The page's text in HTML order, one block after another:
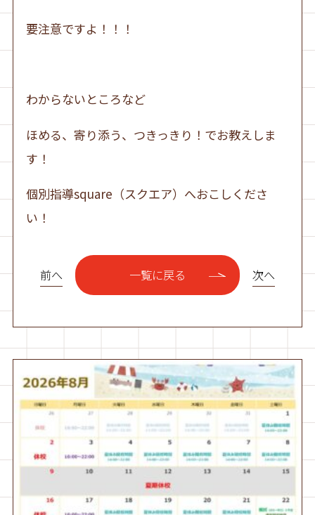
要注意ですよ！！！
わからないところなど
ほめる、寄り添う、つきっきり！でお教えしま
す！
個別指導square（スクエア）へおこしくださ
い！
前へ 一覧に戻る 次へ